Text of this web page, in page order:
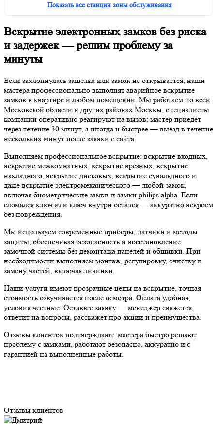
Показать все станции зоны обслуживания
Вскрытие электронных замков без риска
и задержек — решим проблему за
минуты
Если захлопнулась защелка или замок не открывается, наши
мастера профессионально выполнят аварийное вскрытие
замков в квартире и любом помещении. Мы работаем по всей
Московской области и других районах Москвы, специалисты
компании оперативно реагируют на вызов: мастер приедет
через течение 30 минут, а иногда и быстрее — выезд в течение
нескольких минут после заявки с сайта.
Выполняем профессиональное вскрытие: вскрытие входных,
вскрытие межкомнатных, вскрытие врезных, вскрытие
накладного, вскрытие дисковых, вскрытие сувальдного и
даже вскрытие электромеханического — любой замок,
включая биометрические замки и замки philips alpha. Если
сломался ключ или ключ внутри остался — аккуратно вскроем
без повреждения.
Мы используем современные приборы, датчики и методы
защиты, обеспечивая безопасность и восстановление
замочной системы без демонтажа панелей и обшивки. При
необходимости выполняем монтаж, регулировку, очистку и
замену частей, включая личинки.
Наши услуги имеют прозрачные цены на вскрытие, точная
стоимость озвучивается после осмотра. Оплата удобная,
условия честные. Оставьте заявку — менеджер свяжется,
ответит на вопросы, расскажет про акции и преимущества.
Отзывы клиентов подтверждают: мастера быстро решают
проблему с замками, работают безопасно, аккуратно и с
гарантией на выполненные работы.
Отзывы клиентов